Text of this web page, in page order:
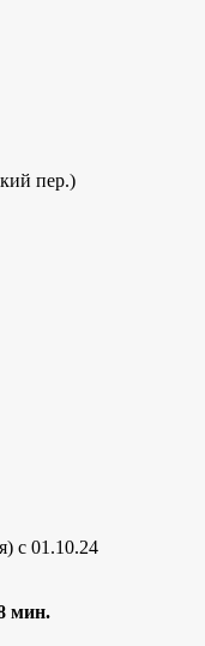
пер.)
с 01.10.24
мин.